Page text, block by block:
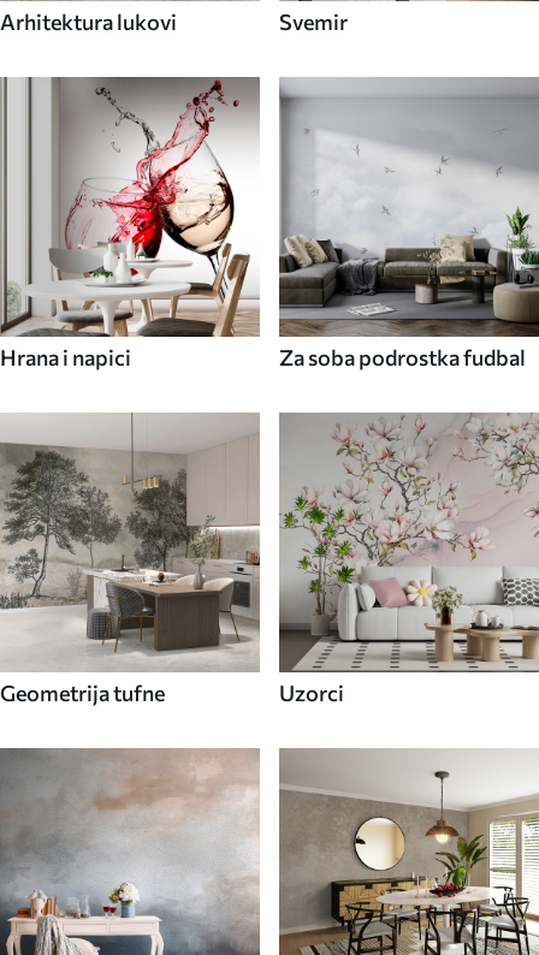
Arhitektura lukovi Svemir
Hrana i napici Za soba podrostka fudbal
Geometrija tufne Uzorci